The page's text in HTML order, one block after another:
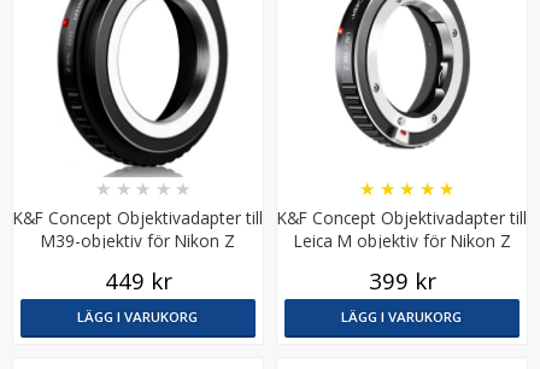
JJC Deluxe avtryckarknapp - Svart & Brun
★★ ★★
K&F Concept Objektivadapter till
M39-objektiv för Nikon Z
★ ★ ★ ★ ★
449 kr
LÄGG I VARUKORG
K&F Concept Objektivadapter till
Leica M objektiv för Nikon Z
★ ★ ★ ★ ★
399 kr
LÄGG I VARUKORG